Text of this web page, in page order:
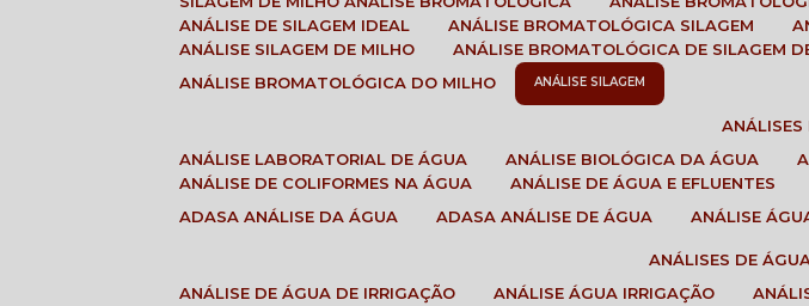
ANÁLISE DE SILAGEM IDEAL
ANÁLISE BROMATOLÓGICA SILAGEM
ANÁLISE SILAGEM DE MILHO
ANÁLISE BROMATOLÓGICA DE SILAGEM
ANÁLISE BROMATOLÓGICA DO MILHO
ANÁLISE SILAGEM
ANÁLISE LABORATORIAL DE ÁGUA
ANÁLISE BIOLÓGICA DA ÁGUA
ANÁLISE DE COLIFORMES NA ÁGUA
ANÁLISE DE ÁGUA E EFLUENTES
ADASA ANÁLISE DA ÁGUA
ADASA ANÁLISE DE ÁGUA ANÁLISE
ANÁLISES DE
ANÁLISE DE ÁGUA DE IRRIGAÇÃO
ANÁLISE ÁGUA IRRIGAÇÃO